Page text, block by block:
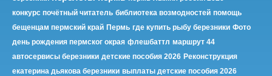
конкурс почётный читатель библиотека возмодностей помощь
бещенцам пермский край Пермь где купить рыбу березники Фото
день рождения пермског окрая флешбаттл маршрут 44
автосервисы березники детские пособия 2026 Реконструкция
екатерина дьякова березники выплаты детские пособия 2026